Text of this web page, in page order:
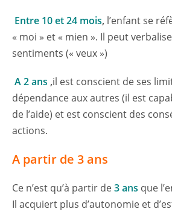
Entre 10 et 24 mois, l’enfant se
« moi » et « mien ». Il peut
sentiments (« veux »)
A 2 ans ,il est conscient de ses
dépendance aux autres (il est
de l’aide) et est conscient des
actions.
A partir de 3 ans
Ce n’est qu’à partir de3 ans que
Il acquiert plus d’autonomie et